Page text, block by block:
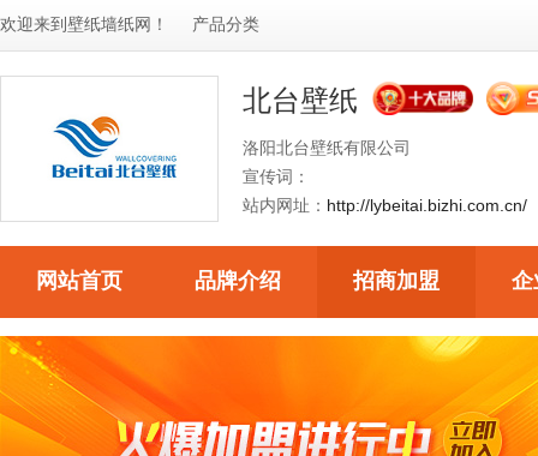
欢迎来到 壁纸墙纸网 ！ 产品分类
北台壁纸
洛阳北台壁纸有限公司
宣传词：
站内网址： http://lybeitai.bizhi.com.cn/
网站首页 品牌介绍 招商加盟 企